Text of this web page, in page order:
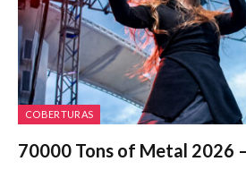
COBERTURAS
70000 Tons of Metal 2026